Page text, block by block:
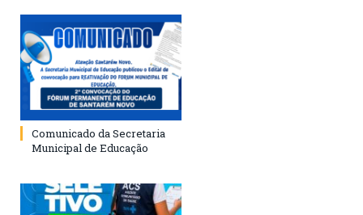
Comunicado da Secretaria
Municipal de Educação